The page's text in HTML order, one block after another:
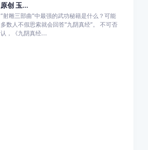
原创 玉...
“射雕三部曲”中最强的武功秘籍是什么？可能
多数人不假思索就会回答“九阴真经”。 不可否
认，《九阴真经...